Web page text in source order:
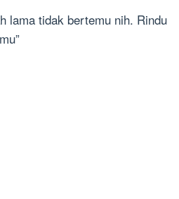
lama tidak bertemu nih. Rindu